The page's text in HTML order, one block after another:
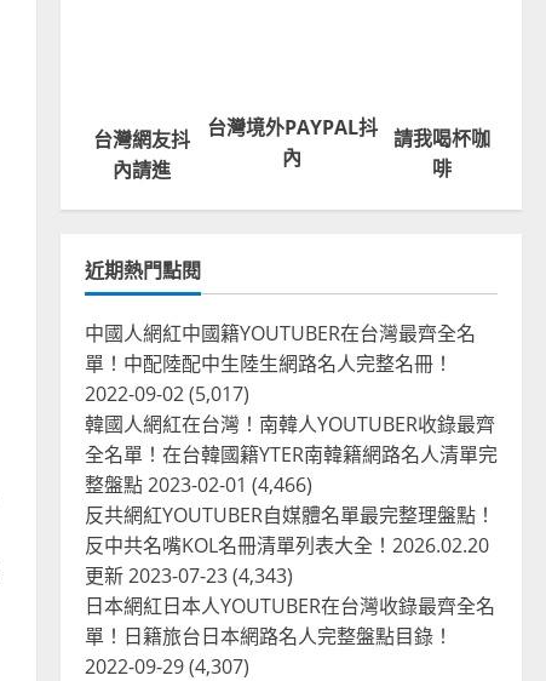
台灣網友抖
內請進
台灣境外PAYPAL抖
內
請我喝杯咖
啡
近期熱門點閱
中國人網紅中國籍YOUTUBER在台灣最齊全名
單！中配陸配中生陸生網路名人完整名冊！
2022-09-02(5,017)
韓國人網紅在台灣！南韓人YOUTUBER收錄最齊
全名單！在台韓國籍YTER南韓籍網路名人清單完
整盤點2023-02-01 (4,466)
反共網紅YOUTUBER自媒體名單最完整理盤點！
反中共名嘴KOL名冊清單列表大全！2026.02.20
更新2023-07-23(4,343)
日本網紅日本人YOUTUBER在台灣收錄最齊全名
單！日籍旅台日本網路名人完整盤點目錄！
2022-09-29(4,307)